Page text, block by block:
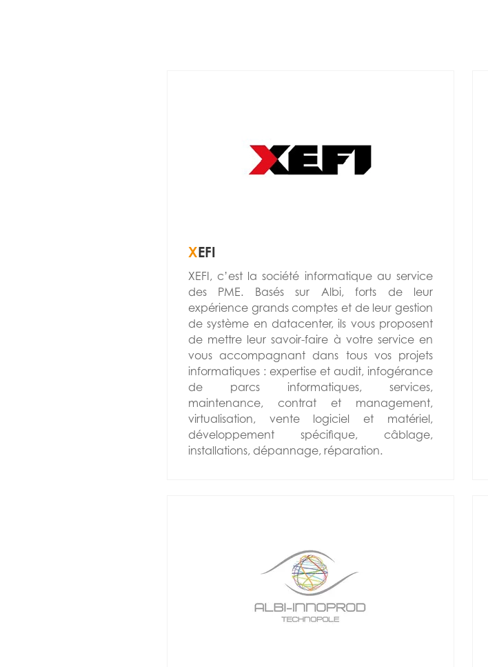
XEFI
XEFI, c’est la société informatique au service
des PME. Basés sur Albi, forts de leur
expérience grands comptes et de leur gestion
de système en datacenter, ils vous proposent
de mettre leur savoir-faire à votre service en
vous accompagnant dans tous vos projets
informatiques : expertise et audit, infogérance
de parcs informatiques, services,
maintenance, contrat et management,
virtualisation, vente logiciel et matériel,
développement spécifique, câblage,
installations, dépannage, réparation.